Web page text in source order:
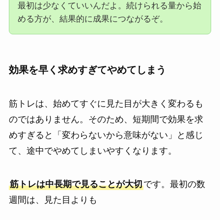
最初は少なくていいんだよ。続けられる量から始
める方が、結果的に成果につながるぞ。
効果を早く求めすぎてやめてしまう
筋トレは、始めてすぐに見た目が大きく変わるも
のではありません。そのため、短期間で効果を求
めすぎると「変わらないから意味がない」と感じ
て、途中でやめてしまいやすくなります。
筋トレは中長期で見ることが大切です。最初の数
週間は、見た目よりも